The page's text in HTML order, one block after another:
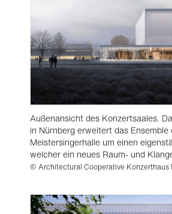
Außenansicht des Konzertsaales.
in Nürnberg erweitert das Ensemble
Meistersingerhalle um einen
welcher ein neues Raum- und
© Architectural Cooperative Konzerthaus